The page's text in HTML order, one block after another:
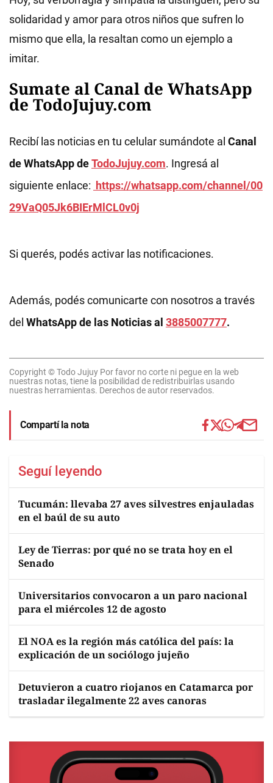
solidaridad y amor para otros niños que sufren lo
mismo que ella, la resaltan como un ejemplo a
imitar.
Sumate al Canal de WhatsApp
de TodoJujuy.com
Recibí las noticias en tu celular sumándote al Canal
de WhatsApp deTodoJujuy.com. Ingresá al
siguiente enlace: https://whatsapp.com/channel/00
29VaQ05Jk6BIErMlCL0v0j
Si querés, podés activar las notificaciones.
Además, podés comunicarte con nosotros a través
del WhatsApp de las Noticias al 3885007777.
Copyright © Todo Jujuy Por favor no corte ni pegue en la web
nuestras notas, tiene la posibilidad de redistribuirlas usando
nuestras herramientas. Derechos de autor reservados.
Compartí la nota
Seguí leyendo
Tucumán: llevaba 27 aves silvestres enjauladas
en el baúl de su auto
Ley de Tierras: por qué no se trata hoy en el
Senado
Universitarios convocaron a un paro nacional
para el miércoles 12 de agosto
El NOA es la región más católica del país: la
explicación de un sociólogo jujeño
Detuvieron a cuatro riojanos en Catamarca por
trasladar ilegalmente 22 aves canoras